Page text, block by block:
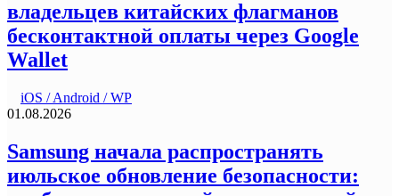
владельцев китайских флагманов
бесконтактной оплаты через Google
Wallet
iOS / Android / WP
01.08.2026
Samsung начала распространять
июльское обновление безопасности: